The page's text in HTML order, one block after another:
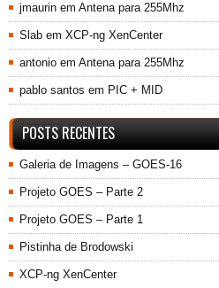
jmaurin em Antena para 255Mhz
Slab em XCP-ng XenCenter
antonio em Antena para 255Mhz
pablo santos em PIC + MID
POSTS RECENTES
Galeria de Imagens – GOES-16
Projeto GOES – Parte 2
Projeto GOES – Parte 1
Pistinha de Brodowski
XCP-ng XenCenter